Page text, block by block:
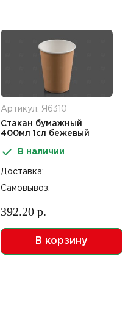
Артикул: Я6310
Стакан бумажный
400мл 1сл бежевый
В наличии
Доставка:
Самовывоз:
392.20 р.
В корзину